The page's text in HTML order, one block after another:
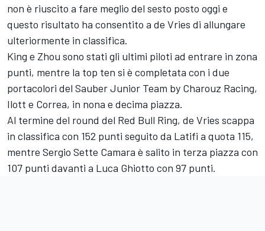
non è riuscito a fare meglio del sesto posto oggi e
questo risultato ha consentito a de Vries di allungare
ulteriormente in classifica.
King e Zhou sono stati gli ultimi piloti ad entrare in zona
punti, mentre la top ten si è completata con i due
portacolori del Sauber Junior Team by Charouz Racing,
Ilott e Correa, in nona e decima piazza.
Al termine del round del Red Bull Ring, de Vries scappa
in classifica con 152 punti seguito da Latifi a quota 115,
mentre Sergio Sette Camara è salito in terza piazza con
107 punti davanti a Luca Ghiotto con 97 punti.